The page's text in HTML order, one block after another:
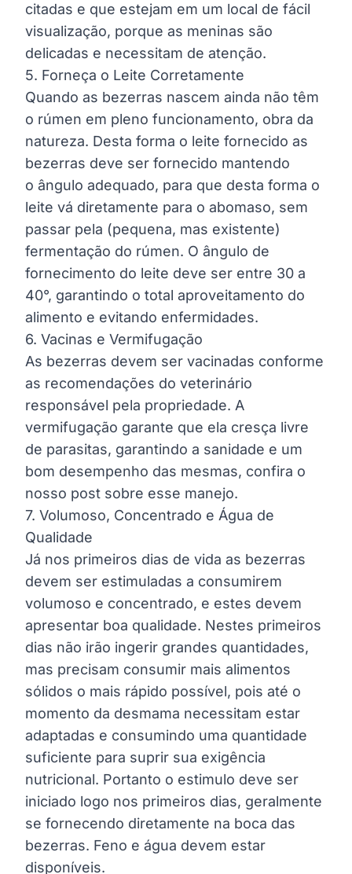
citadas e que estejam em um local de fácil
visualização, porque as meninas são
delicadas e necessitam de atenção.
5. Forneça o Leite Corretamente
Quando as bezerras nascem ainda não têm
o rúmen em pleno funcionamento, obra da
natureza. Desta forma o leite fornecido as
bezerras deve ser fornecido mantendo
o ângulo adequado, para que desta forma o
leite vá diretamente para o abomaso, sem
passar pela (pequena, mas existente)
fermentação do rúmen. O ângulo de
fornecimento do leite deve ser entre 30 a
40°, garantindo o total aproveitamento do
alimento e evitando enfermidades.
6. Vacinas e Vermifugação
As bezerras devem ser vacinadas conforme
as recomendações do veterinário
responsável pela propriedade. A
vermifugação garante que ela cresça livre
de parasitas, garantindo a sanidade e um
bom desempenho das mesmas, confira o
nosso post sobre esse manejo.
7. Volumoso, Concentrado e Água de
Qualidade
Já nos primeiros dias de vida as bezerras
devem ser estimuladas a consumirem
volumoso e concentrado, e estes devem
apresentar boa qualidade. Nestes primeiros
dias não irão ingerir grandes quantidades,
mas precisam consumir mais alimentos
sólidos o mais rápido possível, pois até o
momento da desmama necessitam estar
adaptadas e consumindo uma quantidade
suficiente para suprir sua exigência
nutricional. Portanto o estimulo deve ser
iniciado logo nos primeiros dias, geralmente
se fornecendo diretamente na boca das
bezerras. Feno e água devem estar
disponíveis.